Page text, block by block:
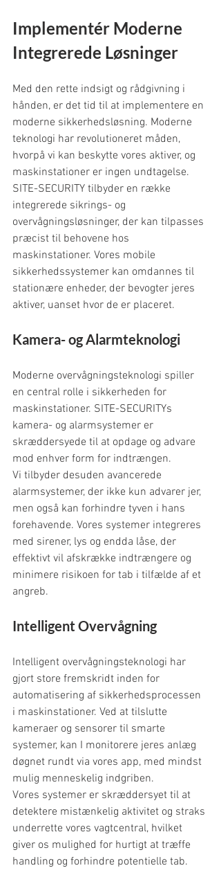
Implementér Moderne
Integrerede Løsninger
Med den rette indsigt og rådgivning i
hånden, er det tid til at implementere en
moderne sikkerhedsløsning. Moderne
teknologi har revolutioneret måden,
hvorpå vi kan beskytte vores aktiver, og
maskinstationer er ingen undtagelse.
SITE-SECURITY tilbyder en række
integrerede sikrings- og
overvågningsløsninger, der kan tilpasses
præcist til behovene hos
maskinstationer. Vores mobile
sikkerhedssystemer kan omdannes til
stationære enheder, der bevogter jeres
aktiver, uanset hvor de er placeret.
Kamera- og Alarmteknologi
Moderne overvågningsteknologi spiller
en central rolle i sikkerheden for
maskinstationer. SITE-SECURITYs
kamera- og alarmsystemer er
skræddersyede til at opdage og advare
mod enhver form for indtrængen.
Vi tilbyder desuden avancerede
alarmsystemer, der ikke kun advarer jer,
men også kan forhindre tyven i hans
forehavende. Vores systemer integreres
med sirener, lys og endda låse, der
effektivt vil afskrække indtrængere og
minimere risikoen for tab i tilfælde af et
angreb.
Intelligent Overvågning
Intelligent overvågningsteknologi har
gjort store fremskridt inden for
automatisering af sikkerhedsprocessen
i maskinstationer. Ved at tilslutte
kameraer og sensorer til smarte
systemer, kan I monitorere jeres anlæg
døgnet rundt via vores app, med mindst
mulig menneskelig indgriben.
Vores systemer er skræddersyet til at
detektere mistænkelig aktivitet og straks
underrette vores vagtcentral, hvilket
giver os mulighed for hurtigt at træffe
handling og forhindre potentielle tab.